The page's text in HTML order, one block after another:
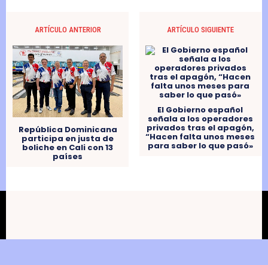
ARTÍCULO ANTERIOR
República Dominicana
participa en justa de
boliche en Cali con 13
países
ARTÍCULO SIGUIENTE
El Gobierno español
señala a los operadores
privados tras el apagón,
“Hacen falta unos meses
para saber lo que pasó»